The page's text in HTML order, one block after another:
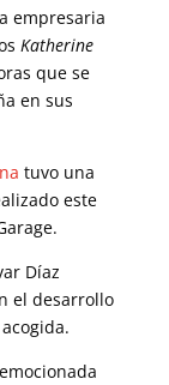
empresaria
Katherine
que se
en sus
tuvo una
este
Díaz
el desarrollo